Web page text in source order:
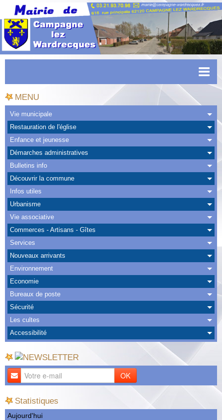
Accueil
Actualités
Facebook
CAPSO
Urbanisme
Transports
Agenda
Albums
Nous Contacter
MENU
Vie municipale
Restauration de l'église
Enfance et jeunesse
Démarches administratives
Bulletins info
Découvrir la commune
Infos utiles
Urbanisme
Vie associative
Commerces - Artisans - Gîtes
Services
Nouveaux arrivants
Environnement
Economie
Bureaux de poste
Sécurité
Les cultes
Accessibilité
OK
Statistiques
Aujourd'hui